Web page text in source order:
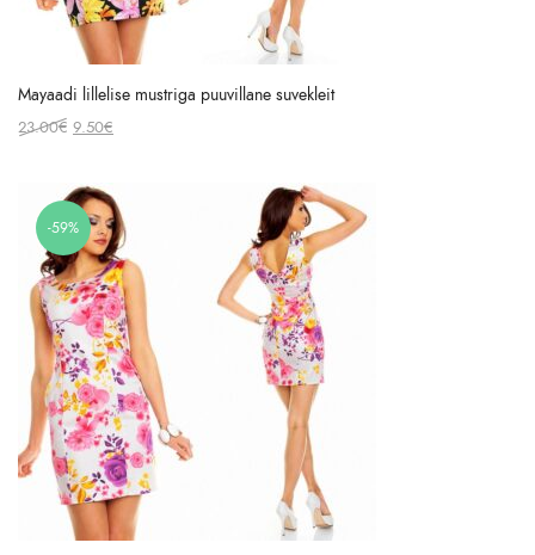
Mayaadi lillelise mustriga puuvillane suvekleit
23.00€ Original
23.00€.
9.50€
9.50€.
-59%